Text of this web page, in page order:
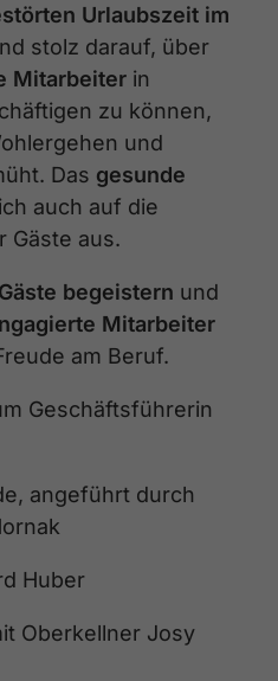
Urlaubszeit im
stolz darauf, über
Mitarbeiter in
zu können,
und
Das gesunde
auch auf die
Gäste aus.
begeistern und
Mitarbeiter
am Beruf.
Geschäftsführerin
angeführt durch
Huber
Oberkellner Josy